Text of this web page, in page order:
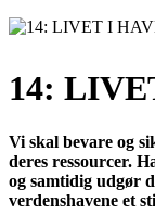
14:
Vi skal bevare og
deres ressourcer.
og samtidig udgør
verdenshavene et